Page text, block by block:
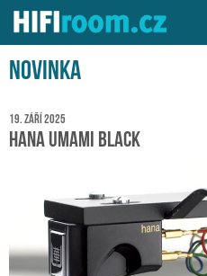
Server o Hi-Fi a AV technice
Novinka
19. září 2025
HANA Umami Black